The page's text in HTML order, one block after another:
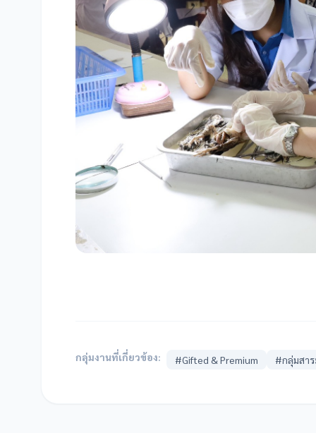
กลุ่มงานที่เกี่ยวข้อง: #Gifted & Premium #กลุ่มสา